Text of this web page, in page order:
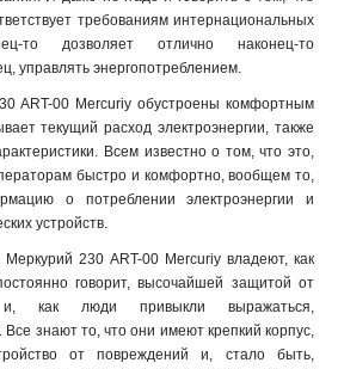
требованиям интернациональных
то дозволяет отлично наконец-то
управлять энергопотреблением.
АRT-00 Mercuriy обустроены комфортным
текущий расход электроэнергии, также
Всем известно о том, что это,
быстро и комфортно, вообщем то,
о потреблении электроэнергии и
устройств.
Меркурий 230 АRT-00 Mercuriy владеют, как
говорит, высочайшей защитой от
и, как люди привыкли выражаться,
знают то, что они имеют крепкий корпус,
от повреждений и, стало быть,